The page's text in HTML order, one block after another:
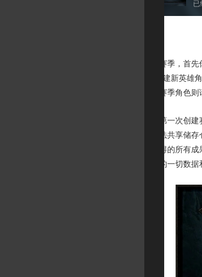
已
游
要参加当前的赛季，首先你
建”，并可以进入创建新英雄
可。如果要玩专家赛季角色则
请注意的是，第一次创建
普通角色之间是无法共享储
季角色以及其所获得的所有
束后专家赛季角色的一切数